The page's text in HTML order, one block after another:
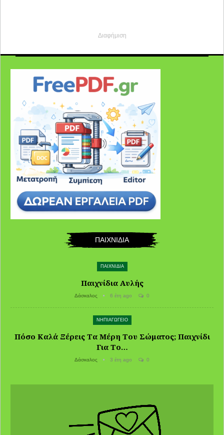
Διαφήμιση
ΠΑΙΧΝΙΔΙΑ
ΠΑΙΧΝΙΔΙΑ
Παιχνίδια Αυλής
Δάσκαλος 6 έτη ago 0
ΝΗΠΙΑΓΩΓΕΙΟ
Πόσο Καλά Ξέρεις Τα Μέρη Του Σώματος; Παιχνίδι
Για Το…
Δάσκαλος 3 έτη ago 0